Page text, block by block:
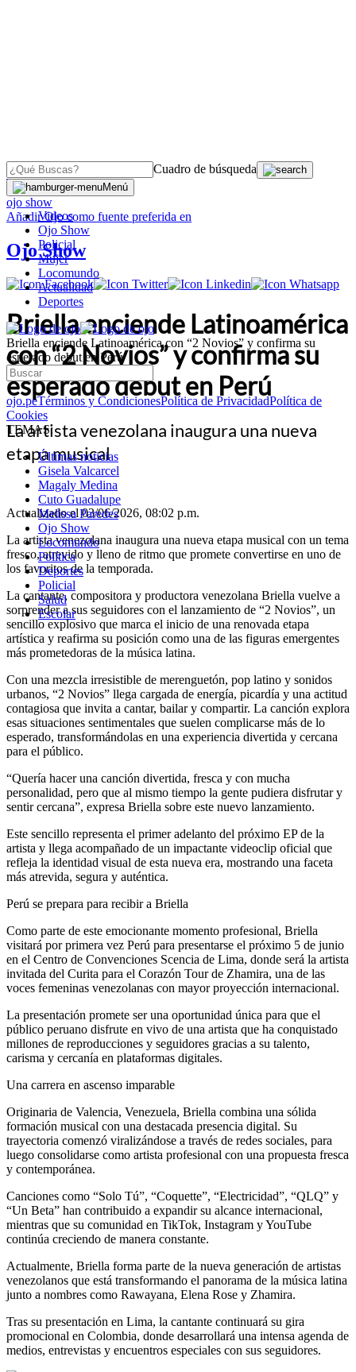
Cuadro de búsqueda
Menú
Videos
Ojo Show
Policial
Mujer
Locomundo
Actualidad
Deportes
Briella enciende Latinoamérica con “2 Novios” y confirma su
esperado debut en Perú
ojo.peTérminos y CondicionesPolítica de PrivacidadPolítica de
Cookies
TEMAS:
Últimas noticias
Gisela Valcarcel
Magaly Medina
Cuto Guadalupe
Melissa Paredes
Ojo Show
Locomundo
Política
Deportes
Policial
Salud
Escolar
OJO
ojo show
AñadirOjocomo fuente preferida en
Ojo Show
Briella enciende Latinoamérica
con “2 Novios” y confirma su
esperado debut en Perú
La artista venezolana inaugura una nueva
etapa musical
Actualizado el 03/06/2026, 08:02 p.m.
La artista venezolana inaugura una nueva etapa musical con un tema
fresco, atrevido y lleno de ritmo que promete convertirse en uno de
los favoritos de la temporada.
La cantante, compositora y productora venezolana Briella vuelve a
sorprender a sus seguidores con el lanzamiento de “2 Novios”, un
sencillo explosivo que marca el inicio de una renovada etapa
artística y reafirma su posición como una de las figuras emergentes
más prometedoras de la música latina.
Con una mezcla irresistible de merenguetón, pop latino y sonidos
urbanos, “2 Novios” llega cargada de energía, picardía y una actitud
contagiosa que invita a cantar, bailar y compartir. La canción explora
esas situaciones sentimentales que suelen complicarse más de lo
esperado, transformándolas en una experiencia divertida y cercana
para el público.
“Quería hacer una canción divertida, fresca y con mucha
personalidad, pero que al mismo tiempo la gente pudiera disfrutar y
sentir cercana”, expresa Briella sobre este nuevo lanzamiento.
Este sencillo representa el primer adelanto del próximo EP de la
artista y llega acompañado de un impactante videoclip oficial que
refleja la identidad visual de esta nueva era, mostrando una faceta
más atrevida, segura y auténtica.
Perú se prepara para recibir a Briella
Como parte de este emocionante momento profesional, Briella
visitará por primera vez Perú para presentarse el próximo 5 de junio
en el Centro de Convenciones Scencia de Lima, donde será la artista
invitada del Curita para el Corazón Tour de Zhamira, una de las
voces femeninas venezolanas con mayor proyección internacional.
La presentación promete ser una oportunidad única para que el
público peruano disfrute en vivo de una artista que ha conquistado
millones de reproducciones y seguidores gracias a su talento,
carisma y cercanía en plataformas digitales.
Una carrera en ascenso imparable
Originaria de Valencia, Venezuela, Briella combina una sólida
formación musical con una destacada presencia digital. Su
trayectoria comenzó viralizándose a través de redes sociales, para
luego consolidarse como artista profesional con una propuesta fresca
y contemporánea.
Canciones como “Solo Tú”, “Coquette”, “Electricidad”, “QLQ” y
“Un Beta” han contribuido a expandir su alcance internacional,
mientras que su comunidad en TikTok, Instagram y YouTube
continúa creciendo de manera constante.
Actualmente, Briella forma parte de la nueva generación de artistas
venezolanos que está transformando el panorama de la música latina
junto a nombres como Rawayana, Elena Rose y Zhamira.
Tras su presentación en Lima, la cantante continuará su gira
promocional en Colombia, donde desarrollará una intensa agenda de
medios, entrevistas y encuentros especiales con sus seguidores.